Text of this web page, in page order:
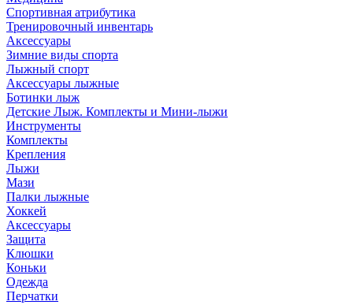
Спортивная атрибутика
Тренировочный инвентарь
Аксессуары
Зимние виды спорта
Лыжный спорт
Аксессуары лыжные
Ботинки лыж
Детские Лыж. Комплекты и Мини-лыжи
Инструменты
Комплекты
Крепления
Лыжи
Мази
Палки лыжные
Хоккей
Аксессуары
Защита
Клюшки
Коньки
Одежда
Перчатки